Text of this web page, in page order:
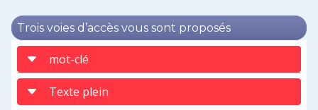
Trois voies d’accès vous sont proposés
mot-clé
Texte plein